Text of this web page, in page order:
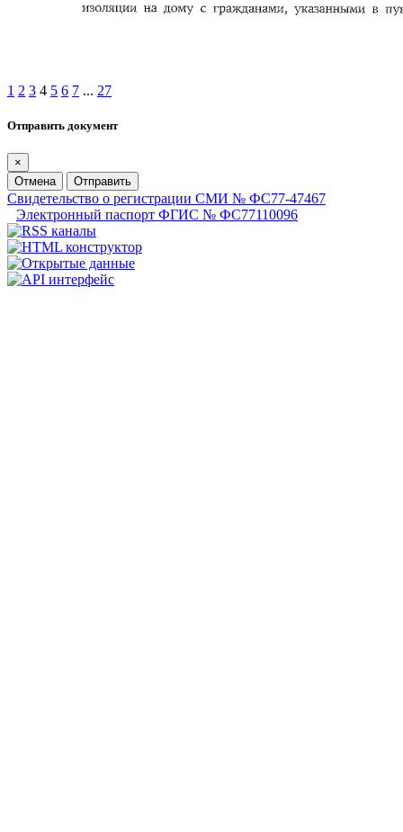
1 2 3 4 5 6 7 ... 27
Отправить документ
×
Отмена
Отправить
Свидетельство о регистрации СМИ № ФС77-47467
Электронный паспорт ФГИС № ФС77110096